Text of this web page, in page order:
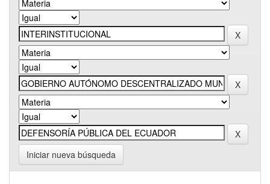
Iniciar nueva búsqueda